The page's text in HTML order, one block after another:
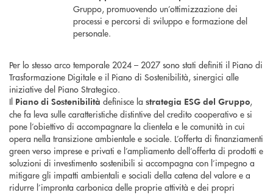
Gruppo, promuovendo un’ottimizzazione dei
processi e percorsi di sviluppo e formazione del
personale.
Per lo stesso arco temporale 2024 – 2027 sono stati definiti il Piano di
Trasformazione Digitale e il Piano di Sostenibilità, sinergici alle
iniziative del Piano Strategico.
Il Piano di Sostenibilità definisce la strategia ESG del Gruppo,
che fa leva sulle caratteristiche distintive del credito cooperativo e si
pone l’obiettivo di accompagnare la clientela e le comunità in cui
opera nella transizione ambientale e sociale. L’offerta di finanziamenti
green verso imprese e privati e l’ampliamento dell’offerta di prodotti e
soluzioni di investimento sostenibili si accompagna con l’impegno a
mitigare gli impatti ambientali e sociali della catena del valore e a
ridurre l’impronta carbonica delle proprie attività e dei propri